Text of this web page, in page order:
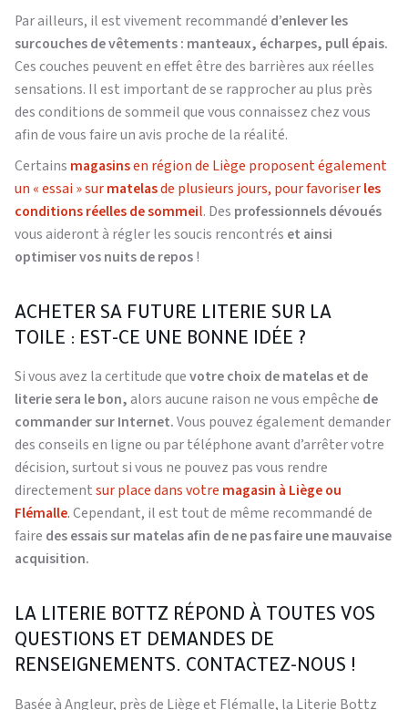
Par ailleurs, il est vivement recommandé d’enlever les
surcouches de vêtements : manteaux, écharpes, pull épais.
Ces couches peuvent en effet être des barrières aux réelles
sensations. Il est important de se rapprocher au plus près
des conditions de sommeil que vous connaissez chez vous
afin de vous faire un avis proche de la réalité.
Certains magasinsen région de Liège proposent également
un « essai » surmatelasde plusieurs jours, pour favoriserles
conditions réelles de sommeil. Des professionnels dévoués
vous aideront à régler les soucis rencontrés et ainsi
optimiser vos nuits de repos!
ACHETER SA FUTURE LITERIE SUR LA
TOILE : EST-CE UNE BONNE IDÉE ?
Si vous avez la certitude quevotre choix de matelas et de
literie sera le bon,alors aucune raison ne vous empêche de
commander sur Internet.Vous pouvez également demander
des conseils en ligne ou par téléphone avant d’arrêter votre
décision, surtout si vous ne pouvez pas vous rendre
directementsur place dans votre magasin à Liège ou
Flémalle.Cependant, il est tout de même recommandé de
faire des essais sur matelas afin de ne pas faire une mauvaise
acquisition.
LA LITERIE BOTTZ RÉPOND À TOUTES VOS
QUESTIONS ET DEMANDES DE
RENSEIGNEMENTS. CONTACTEZ-NOUS !
Basée à Angleur, près de Liège et Flémalle, la Literie Bottz